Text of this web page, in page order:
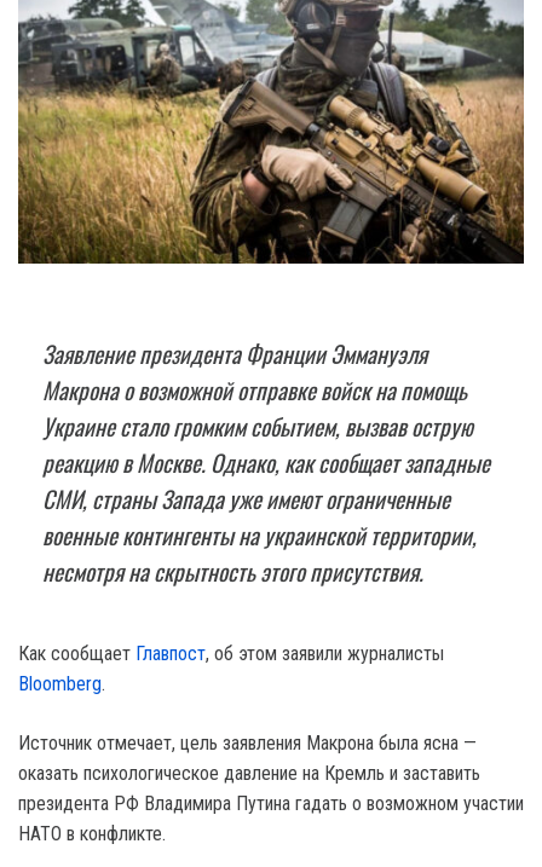
Заявление президента Франции Эммануэля
Макрона о возможной отправке войск на помощь
Украине стало громким событием, вызвав острую
реакцию в Москве. Однако, как сообщает западные
СМИ, страны Запада уже имеют ограниченные
военные контингенты на украинской территории,
несмотря на скрытность этого присутствия.
Как сообщает Главпост, об этом заявили журналисты
Bloomberg.
Источник отмечает, цель заявления Макрона была ясна —
оказать психологическое давление на Кремль и заставить
президента РФ Владимира Путина гадать о возможном участии
НАТО в конфликте.